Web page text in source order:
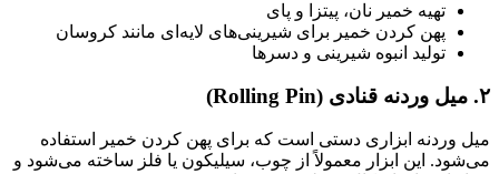
تهیه خمیر نان، پیتزا و پای
پهن کردن خمیر برای شیرینی‌های لایه‌ای مانند کروسان
تولید انبوه شیرینی و دسرها
۲. میل وردنه قنادی (Rolling Pin)
میل وردنه ابزاری دستی است که برای پهن کردن خمیر استفاده
می‌شود. این ابزار معمولاً از چوب، سیلیکون یا فلز ساخته می‌شود و